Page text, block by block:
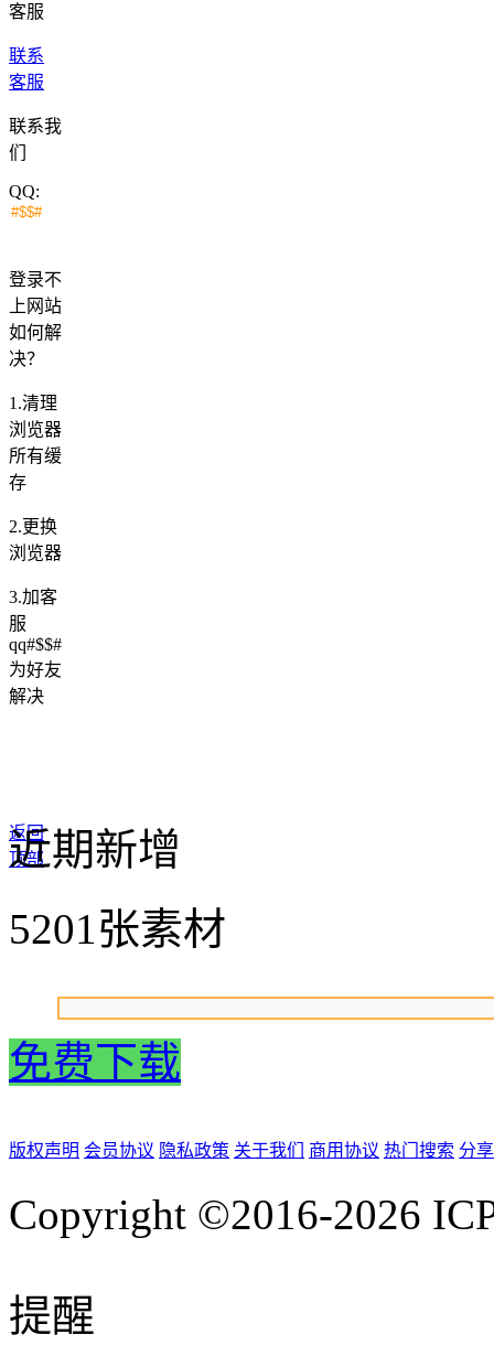
客服
联系
客服
联系我
们
QQ:
登录不
上网站
如何解
决？
1.清理
浏览器
所有缓
存
2.更换
浏览器
3.加客
服
qq#$$#
为好友
解决
返回
顶部
近期新增
5201张素材
免费下载
版权声明 会员协议 隐私政策 关于我们 商用协议 热门搜索 分
Copyright ©2016-2026
提醒